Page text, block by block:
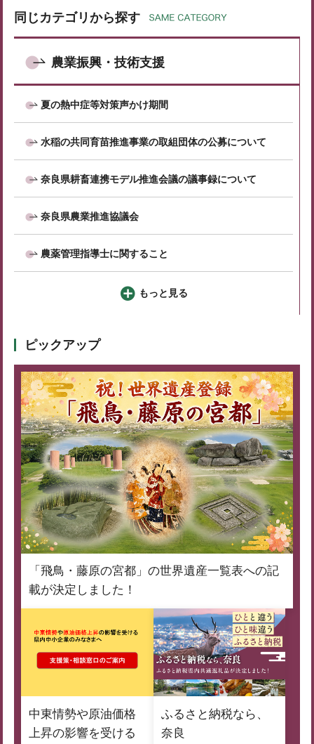
同じカテゴリから探す
農業振興・技術支援
夏の熱中症等対策声かけ期間
水稲の共同育苗推進事業の取組団体の公募について
奈良県耕畜連携モデル推進会議の議事録について
奈良県農業推進協議会
農薬管理指導士に関すること
もっと見る
ピックアップ
「飛鳥・藤原の宮都」の世界遺産一覧表への記
載が決定しました！
中東情勢や原油価格
上昇の影響を受ける
ふるさと納税なら、
奈良